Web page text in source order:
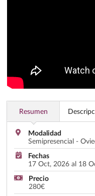
Resumen
Modalidad
Semipresencial -
Fechas
17 Oct, 2026 al 18
Precio
280€